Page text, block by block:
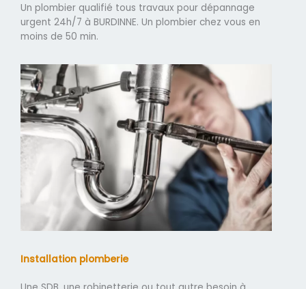
Un plombier qualifié tous travaux pour dépannage
urgent 24h/7 à BURDINNE. Un plombier chez vous en
moins de 50 min.
Installation plomberie